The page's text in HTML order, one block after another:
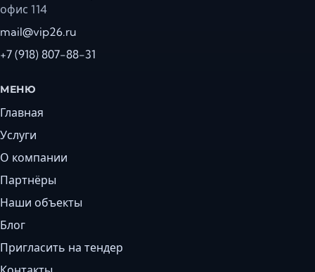
офис 114
mail@vip26.ru
+7 (918) 807-88-31
МЕНЮ
Главная
Услуги
О компании
Партнёры
Наши объекты
Блог
Пригласить на тендер